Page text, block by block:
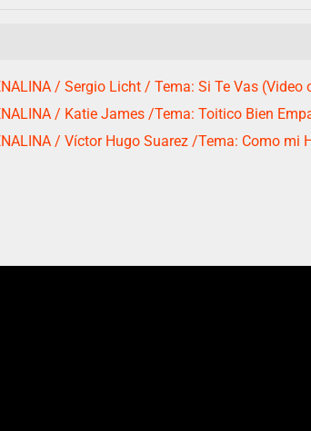
/ Sergio Licht / Tema: Si Te Vas (Video
/ Katie James /Tema: Toitico Bien
/ Víctor Hugo Suarez /Tema: Como mi